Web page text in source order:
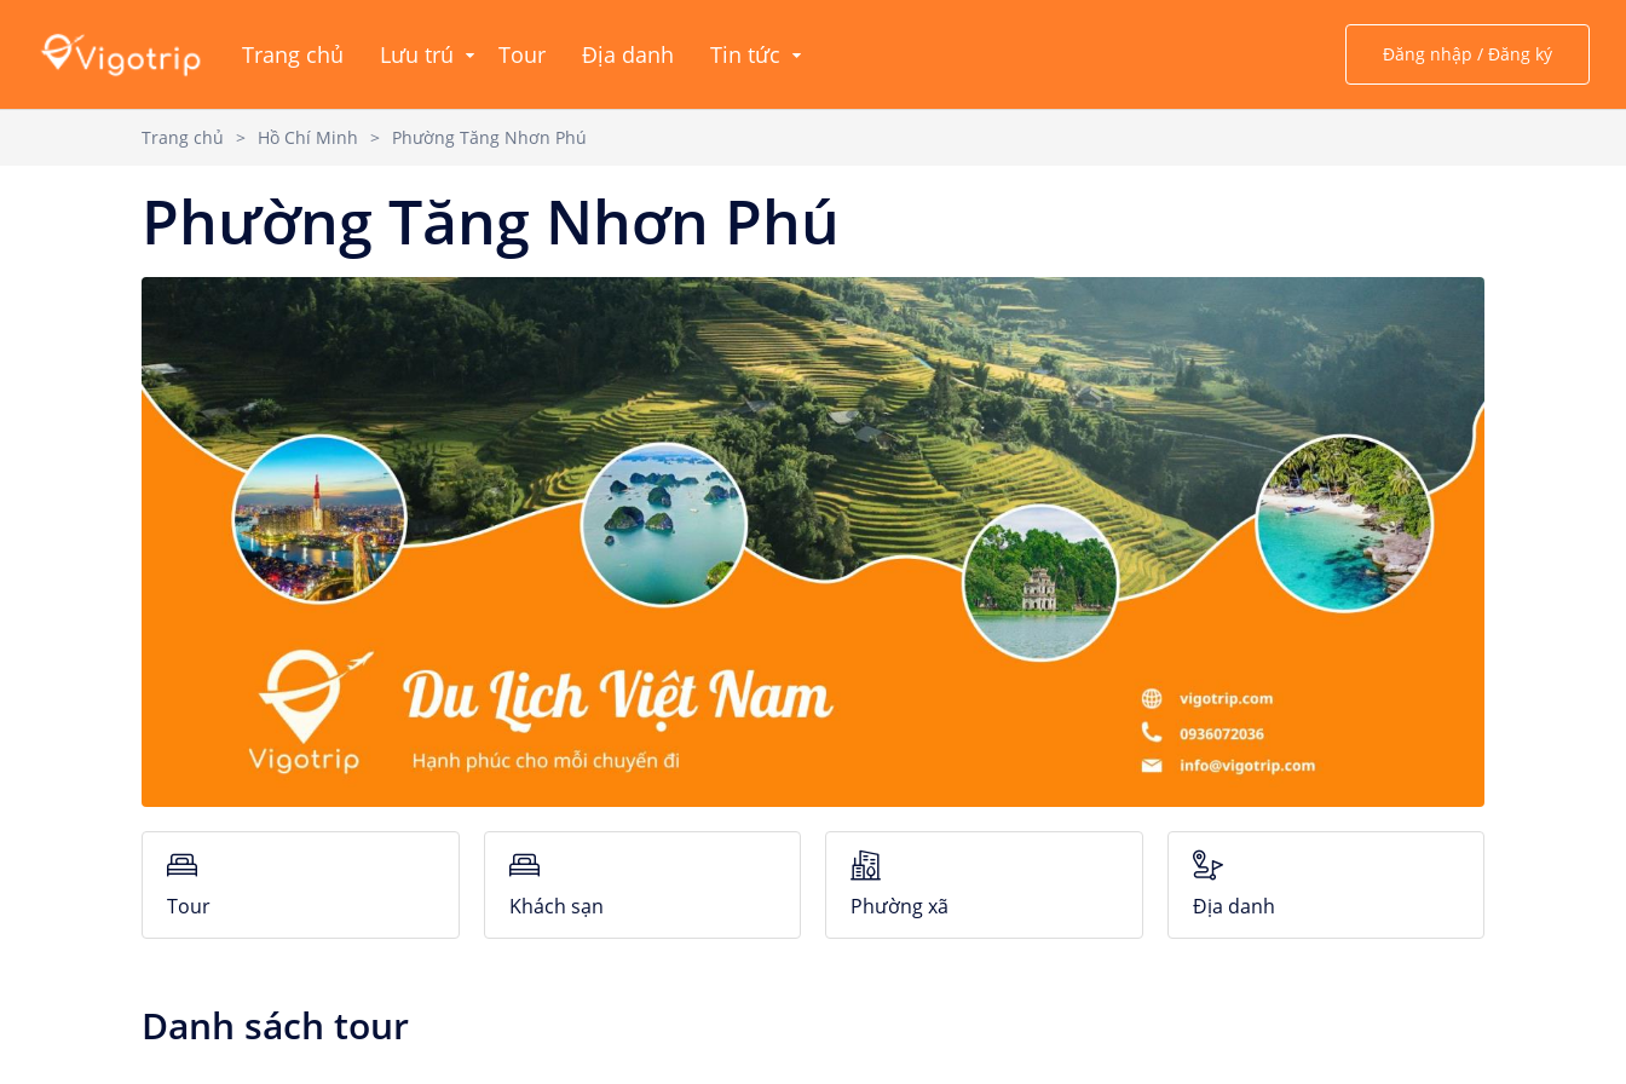
Trang chủ Lưu trú Tour Địa danh Tin tức Đăng nhập / Đăng ký
Trang chủ > Hồ Chí Minh > Phường Tăng Nhơn Phú
Phường Tăng Nhơn Phú
Tour Khách sạn Phường xã Địa danh
Danh sách tour